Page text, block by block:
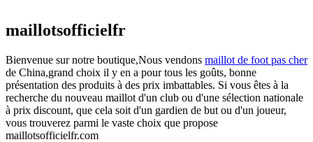
maillotsofficielfr
Bienvenue sur notre boutique,Nous vendons maillot de foot pas cher
de China,grand choix il y en a pour tous les goûts, bonne
présentation des produits à des prix imbattables. Si vous êtes à la
recherche du nouveau maillot d'un club ou d'une sélection nationale
à prix discount, que cela soit d'un gardien de but ou d'un joueur,
vous trouverez parmi le vaste choix que propose
maillotsofficielfr.com